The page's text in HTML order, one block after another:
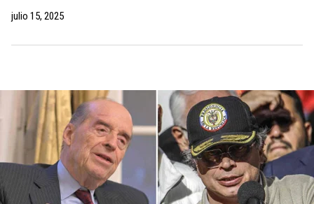
julio 15, 2025